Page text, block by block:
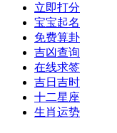
立即打分
宝宝起名
免费算卦
吉凶查询
在线求签
吉日吉时
十二星座
生肖运势